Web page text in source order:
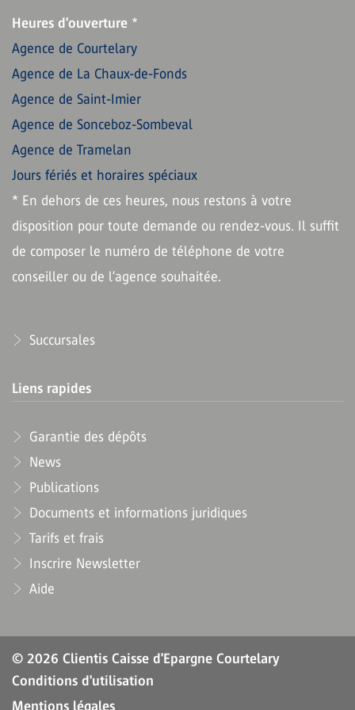
Heures d'ouverture *
Agence de Courtelary
Agence de La Chaux-de-Fonds
Agence de Saint-Imier
Agence de Sonceboz-Sombeval
Agence de Tramelan
Jours fériés et horaires spéciaux
* En dehors de ces heures, nous restons à votre
disposition pour toute demande ou rendez-vous. Il suffit
de composer le numéro de téléphone de votre
conseiller ou de l’agence souhaitée.
Succursales
Liens rapides
Garantie des dépôts
News
Publications
Documents et informations juridiques
Tarifs et frais
Inscrire Newsletter
Aide
© 2026 Clientis Caisse d'Epargne Courtelary
Conditions d'utilisation
Mentions légales